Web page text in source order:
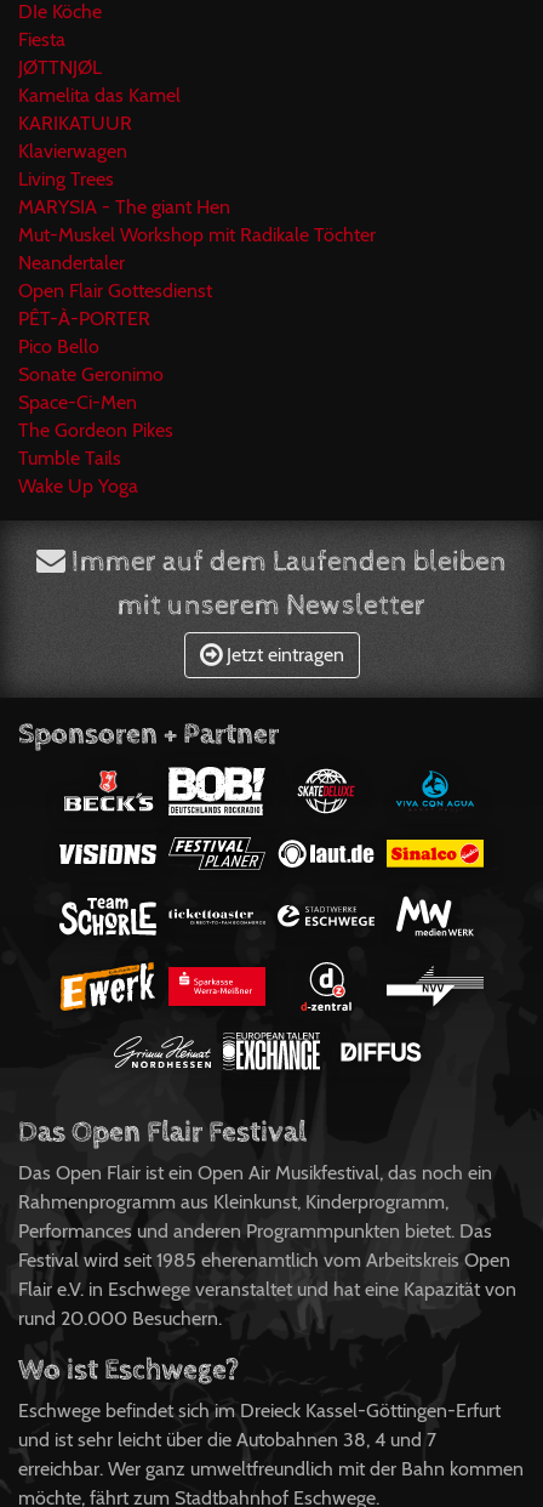
DIe Köche
Fiesta
JØTTNJØL
Kamelita das Kamel
KARIKATUUR
Klavierwagen
Living Trees
MARYSIA - The giant Hen
Mut-Muskel Workshop mit Radikale Töchter
Neandertaler
Open Flair Gottesdienst
PÊT-À-PORTER
Pico Bello
Sonate Geronimo
Space-Ci-Men
The Gordeon Pikes
Tumble Tails
Wake Up Yoga
Immer auf dem Laufenden bleiben
mit unserem Newsletter
Jetzt eintragen
Sponsoren + Partner
Das Open Flair Festival
Das Open Flair ist ein Open Air Musikfestival, das noch ein
Rahmenprogramm aus Kleinkunst, Kinderprogramm,
Performances und anderen Programmpunkten bietet. Das
Festival wird seit 1985 eherenamtlich vom Arbeitskreis Open
Flair e.V. in Eschwege veranstaltet und hat eine Kapazität von
rund 20.000 Besuchern.
Wo ist Eschwege?
Eschwege befindet sich im Dreieck Kassel-Göttingen-Erfurt
und ist sehr leicht über die Autobahnen 38, 4 und 7
erreichbar. Wer ganz umweltfreundlich mit der Bahn kommen
möchte, fährt zum Stadtbahnhof Eschwege.